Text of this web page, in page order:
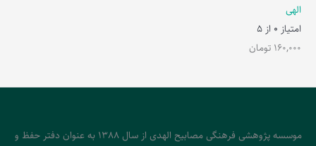
الهی
امتیاز 0 از 5
160,000 تومان
موسسه پژوهشی فرهنگی مصابیح الهدی از سال 1388 به عنوان دفتر حفظ و